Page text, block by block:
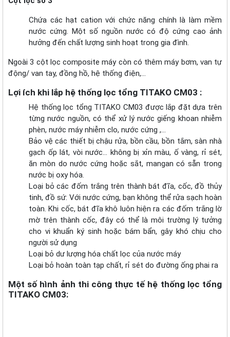
Chứa các hạt cation với chức năng chính là làm mềm
nước cứng. Một số nguồn nước có độ cứng cao ảnh
hưởng đến chất lượng sinh hoạt trong gia đình.
Ngoài 3 cột lọc composite máy còn có thêm máy bơm, van tự
động/ van tay, đồng hồ, hệ thống điện,…
Lợi ích khi lắp hệ thống lọc tổng TITAKO CM03 :
Hệ thống lọc tổng TITAKO CM03 được lắp đặt dựa trên
từng nước nguồn, có thể xử lý nước giếng khoan nhiễm
phèn, nước máy nhiễm clo, nước cứng ,…
Bảo vệ các thiết bị chậu rửa, bồn cầu, bồn tắm, sàn nhà
gạch ốp lát, vòi nước… không bị xỉn màu, ố vàng, rỉ sét,
ăn mòn do nước cứng hoặc sắt, mangan có sẵn trong
nước bị oxy hóa.
Loại bỏ các đốm trắng trên thành bát đĩa, cốc, đồ thủy
tinh, đồ sứ: Với nước cứng, bạn không thể rửa sạch hoàn
toàn. Khi cốc, bát đĩa khô luôn hiện ra các đốm trắng lờ
mờ trên thành cốc, đây có thể là môi trường lý tưởng
cho vi khuẩn ký sinh hoặc bám bẩn, gây khó chịu cho
người sử dụng
Loại bỏ dư lượng hóa chất lọc của nước máy
Loại bỏ hoàn toàn tạp chất, rỉ sét do đường ống phai ra
Một số hình ảnh thi công thực tế hệ thống lọc tổng
TITAKO CM03: